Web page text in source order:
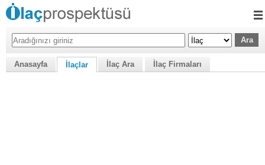
Anasayfa İlaçlar İlaç Ara İlaç Firmaları